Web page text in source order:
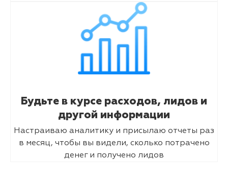
Будьте в курсе расходов, лидов и
другой информации
Настраиваю аналитику и присылаю отчеты раз
в месяц, чтобы вы видели, сколько потрачено
денег и получено лидов